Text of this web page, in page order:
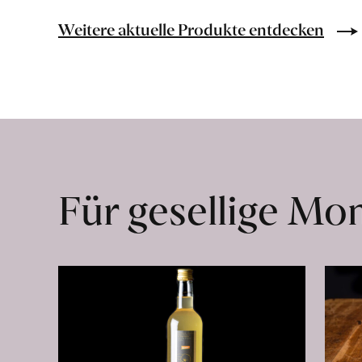
Lebensmittel
ab
Weitere aktuelle Produkte entdecken
Für gesellige